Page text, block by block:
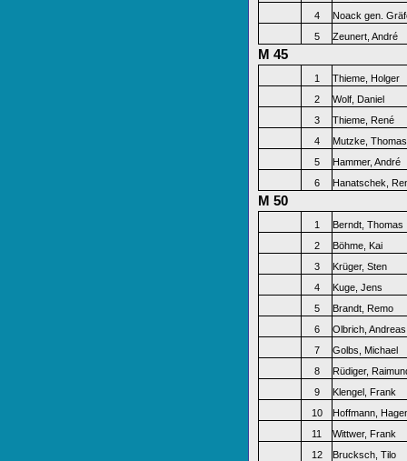
4
Noack gen.
5
Zeunert, André
M 45
1
Thieme, Holger
2
Wolf, Daniel
3
Thieme, René
4
Mutzke, Thomas
5
Hammer, André
6
Hanatschek,
M 50
1
Berndt, Thomas
2
Böhme, Kai
3
Krüger, Sten
4
Kuge, Jens
5
Brandt, Remo
6
Olbrich, Andreas
7
Golbs, Michael
8
Rüdiger,
9
Klengel, Frank
10
Hoffmann,
11
Wittwer, Frank
12
Brucksch, Tilo